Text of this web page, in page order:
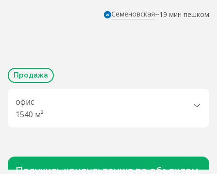
Семеновская~19 мин пешком
Продажа
офис
1540 м²
Получить консультацию по объектам